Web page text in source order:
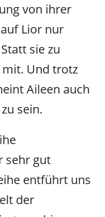
von ihrer
Lior nur
sie zu
Und trotz
Aileen auch
sein.
sehr gut
entführt uns
der